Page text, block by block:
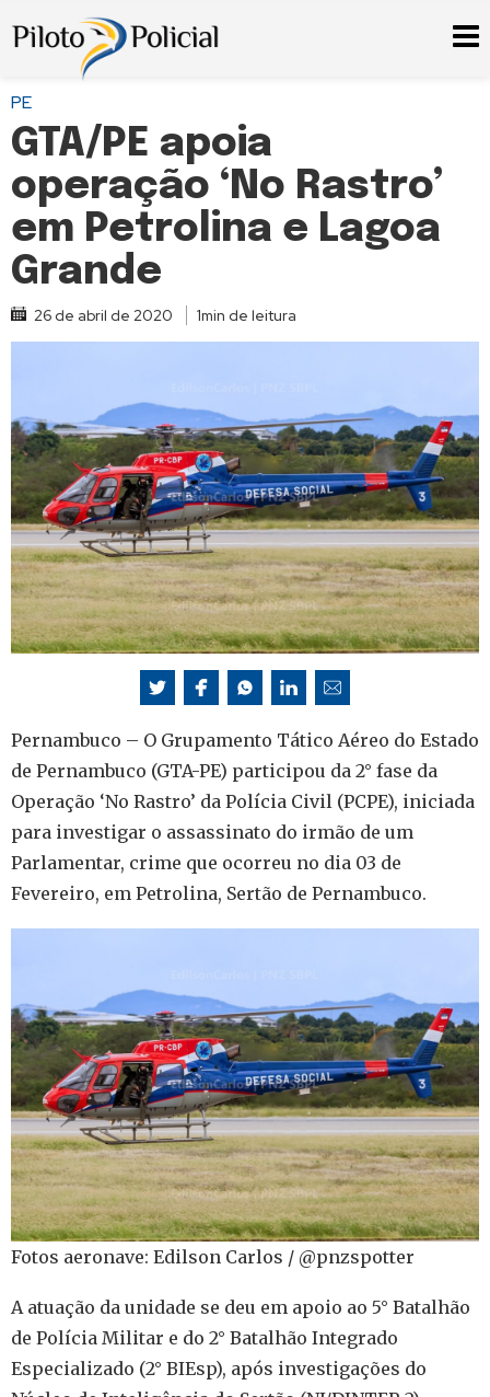
PE
GTA/PE apoia
operação ‘No Rastro’
em Petrolina e Lagoa
Grande
26 de abril de 2020 1min de leitura
Pernambuco – O Grupamento Tático Aéreo do Estado
de Pernambuco (GTA-PE) participou da 2° fase da
Operação ‘No Rastro’ da Polícia Civil (PCPE), iniciada
para investigar o assassinato do irmão de um
Parlamentar, crime que ocorreu no dia 03 de
Fevereiro, em Petrolina, Sertão de Pernambuco.
Fotos aeronave: Edilson Carlos / @pnzspotter
A atuação da unidade se deu em apoio ao 5° Batalhão
de Polícia Militar e do 2° Batalhão Integrado
Especializado (2° BIEsp), após investigações do